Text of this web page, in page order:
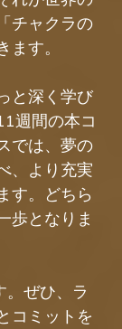
チャクラの
す。
と深く学び
週間の本コ
では、夢の
、より充実
す。どちら
歩となりま
。ぜひ、ラ
コミットを